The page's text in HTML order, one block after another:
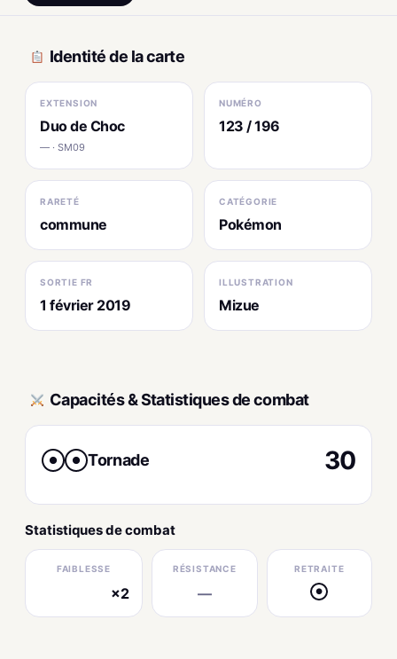
Identité de la carte
EXTENSION
Duo de Choc
— · SM09
NUMÉRO
123 / 196
RARETÉ
commune
CATÉGORIE
Pokémon
SORTIE FR
1 février 2019
ILLUSTRATION
Mizue
Capacités & Statistiques de combat
● ● Tornade 30
Statistiques de combat
FAIBLESSE
×2
RÉSISTANCE
—
RETRAITE
●